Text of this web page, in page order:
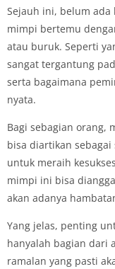
Sejauh ini, belum ada
mimpi bertemu
atau buruk. Seperti
sangat tergantung
serta bagaimana
nyata.
Bagi sebagian orang,
bisa diartikan
untuk meraih
mimpi ini bisa
akan adanya
Yang jelas, penting
hanyalah bagian dari
ramalan yang pasti